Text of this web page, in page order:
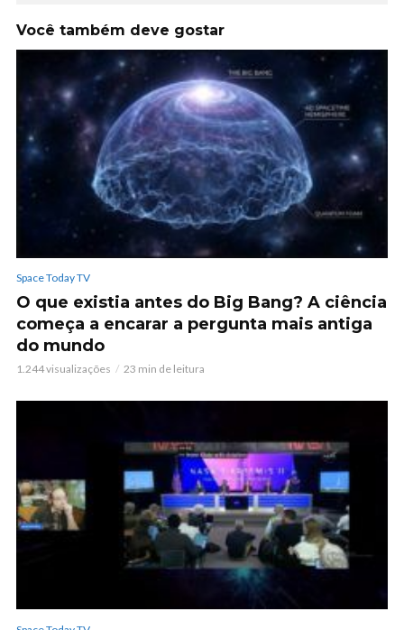
Você também deve gostar
Space Today TV
O que existia antes do Big Bang? A ciência
começa a encarar a pergunta mais antiga
do mundo
1.244 visualizações 23 min de leitura